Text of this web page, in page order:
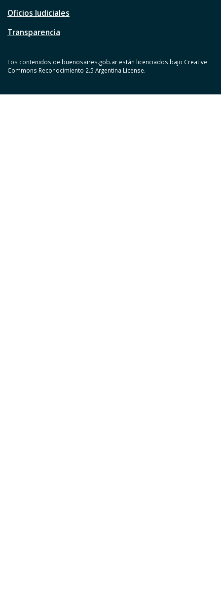
Oficios Judiciales
Transparencia
Los contenidos de buenosaires.gob.ar están licenciados bajo Creative
Commons Reconocimiento 2.5 Argentina License.